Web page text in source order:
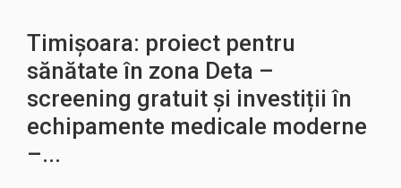
Timișoara: proiect pentru
sănătate în zona Deta –
screening gratuit și investiții în
echipamente medicale moderne
–...